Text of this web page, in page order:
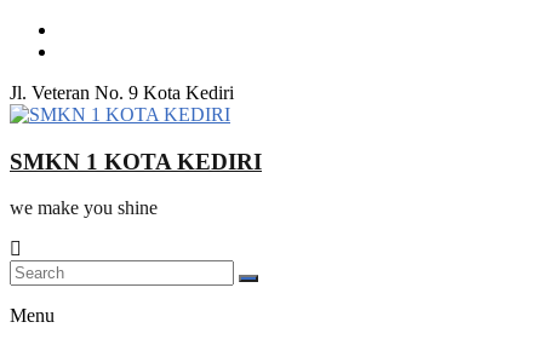
Skip
Jl. Veteran No. 9 Kota Kediri
SMKN 1 KOTA KEDIRI
we make you shine
Menu